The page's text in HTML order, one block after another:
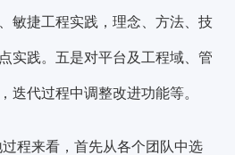
敏捷工程实践，理念、方法、技
实践。五是对平台及工程域、管
迭代过程中调整改进功能等。
程来看，首先从各个团队中选